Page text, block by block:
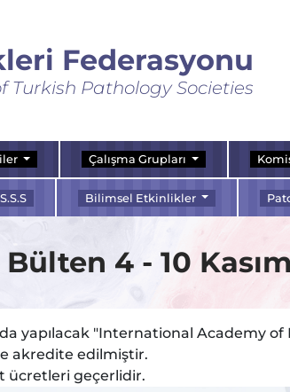
Federasyonu
Turkish Pathology Societies
Çalışma Grupları
Bilimsel Etkinlikler
4 - 10
yapılacak "International Academy
akredite edilmiştir.
ücretleri geçerlidir.